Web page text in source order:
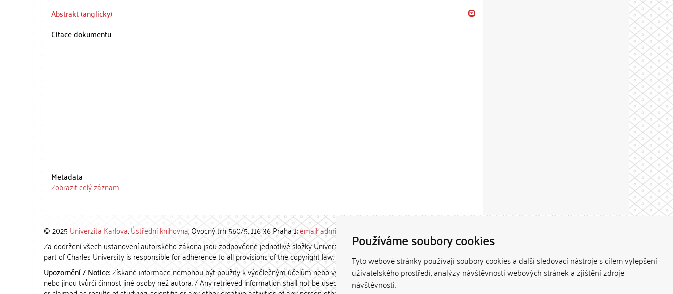
Používáme soubory cookies
Tyto webové stránky používají soubory cookies a další sledovací nástroje s cílem vylepšení
uživatelského prostředí, analýzy návštěvnosti webových stránek a zjištění zdroje
návštěvnosti.
Abstrakt (anglicky)
Citace dokumentu
Metadata
Zobrazit celý záznam
© 2025 Univerzita Karlova,Ústřední knihovna, Ovocný trh 560/5, 116 36 Praha 1;email: admin-repozitar [at] cuni.cz
Za dodržení všech ustanovení autorského zákona jsou zodpovědné jednotlivé složky Univerzity Karlovy. / Each constituent
part of Charles University is responsible for adherence to all provisions of the copyright law.
Upozornění / Notice:Získané informace nemohou být použity k výdělečným účelům nebo vydávány za studijní, vědeckou
nebo jinou tvůrčí činnost jiné osoby než autora. / Any retrieved information shall not be used for any commercial purposes